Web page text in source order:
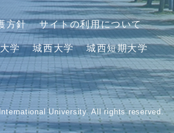
方針 サイトの利用について
学 城西大学 城西短期大学
University. All rights reserved.